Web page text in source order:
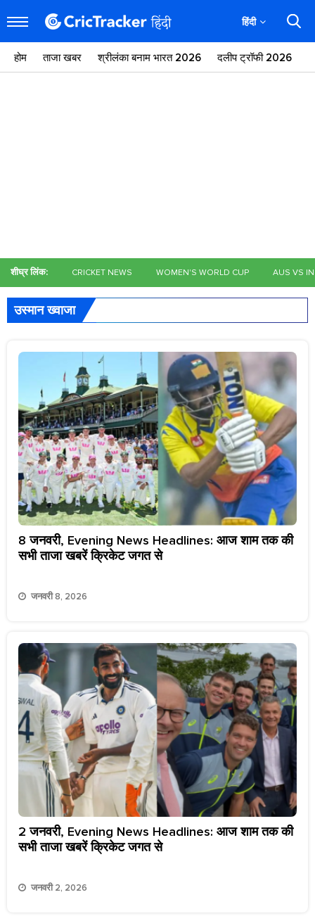
हिंदी
होम ताजा खबर श्रीलंका बनाम भारत 2026 दलीप ट्रॉफी 2026
शीघ्र लिंक: CRICKET NEWS WOMEN'S WORLD CUP AUS VS
उस्मान ख्वाजा
8 जनवरी, Evening News Headlines: आज शाम तक की
सभी ताजा खबरें क्रिकेट जगत से
जनवरी 8, 2026
2 जनवरी, Evening News Headlines: आज शाम तक की
सभी ताजा खबरें क्रिकेट जगत से
जनवरी 2, 2026